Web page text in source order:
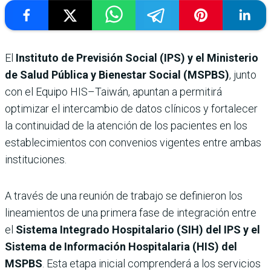
El Instituto de Previsión Social (IPS) y el Ministerio
de Salud Pública y Bienestar Social (MSPBS), junto
con el Equipo HIS–Taiwán, apuntan a permitirá
optimizar el intercambio de datos clínicos y fortalecer
la continuidad de la atención de los pacientes en los
establecimientos con convenios vigentes entre ambas
instituciones.
A través de una reunión de trabajo se definieron los
lineamientos de una primera fase de integración entre
el Sistema Integrado Hospitalario (SIH) del IPS y el
Sistema de Información Hospitalaria (HIS) del
MSPBS. Esta etapa inicial comprenderá a los servicios